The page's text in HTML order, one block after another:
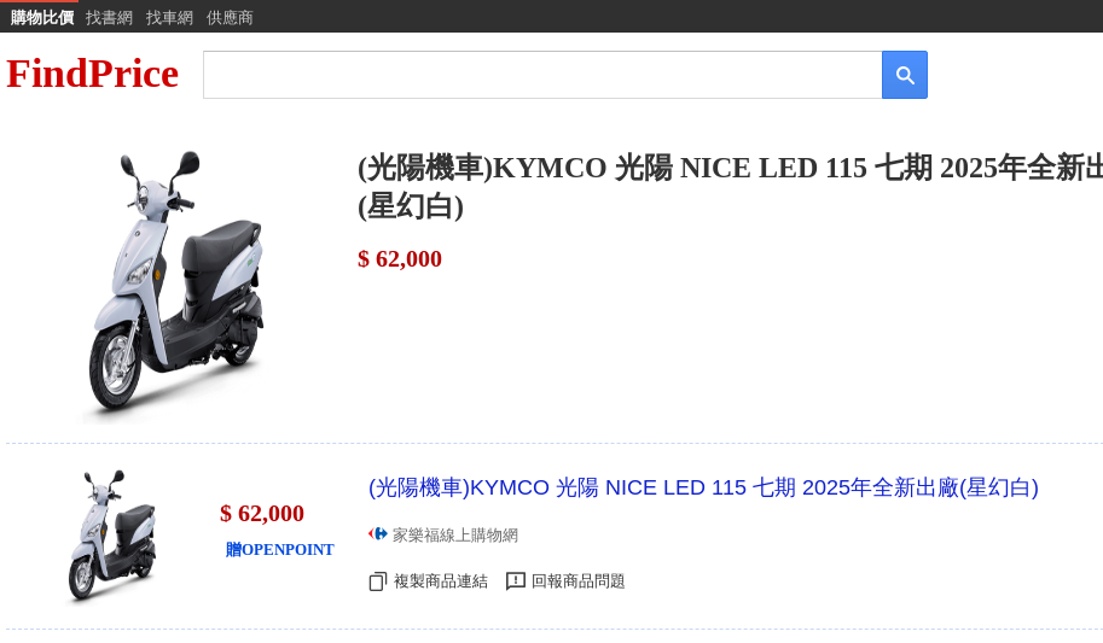
購物比價 找書網 找車網 供應商
FindPrice
(光陽機車)KYMCO 光陽 NICE LED 115 七期 2025年全新
(星幻白)
$ 62,000
$ 62,000
贈OPENPOINT
(光陽機車)KYMCO 光陽 NICE LED 115 七期 2025年全新出廠(星幻白)
家樂福線上購物網
複製商品連結 回報商品問題